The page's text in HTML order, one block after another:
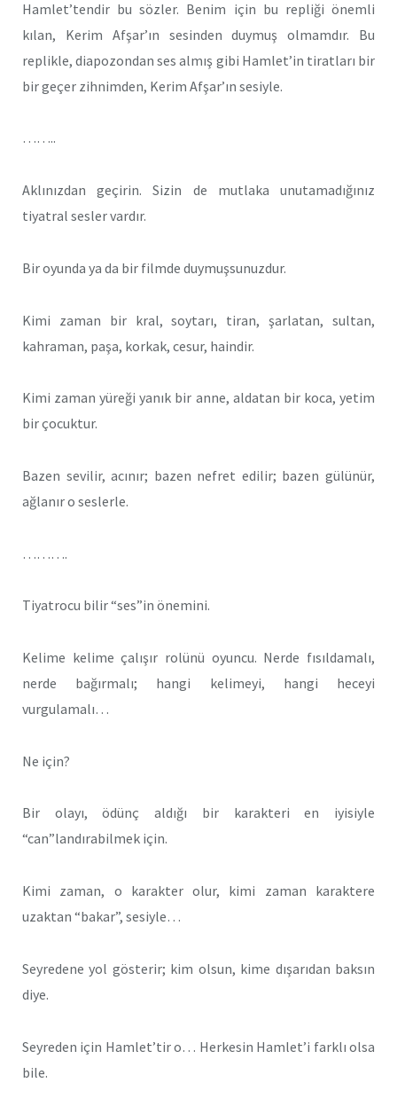
Hamlet’tendir bu sözler. Benim için bu repliği önemli
kılan, Kerim Afşar’ın sesinden duymuş olmamdır. Bu
replikle, diapozondan ses almış gibi Hamlet’in tiratları bir
bir geçer zihnimden, Kerim Afşar’ın sesiyle.
……..
Aklınızdan geçirin. Sizin de mutlaka unutamadığınız
tiyatral sesler vardır.
Bir oyunda ya da bir filmde duymuşsunuzdur.
Kimi zaman bir kral, soytarı, tiran, şarlatan, sultan,
kahraman, paşa, korkak, cesur, haindir.
Kimi zaman yüreği yanık bir anne, aldatan bir koca, yetim
bir çocuktur.
Bazen sevilir, acınır; bazen nefret edilir; bazen gülünür,
ağlanır o seslerle.
……….
Tiyatrocu bilir “ses”in önemini.
Kelime kelime çalışır rolünü oyuncu. Nerde fısıldamalı,
nerde bağırmalı; hangi kelimeyi, hangi heceyi
vurgulamalı…
Ne için?
Bir olayı, ödünç aldığı bir karakteri en iyisiyle
“can”landırabilmek için.
Kimi zaman, o karakter olur, kimi zaman karaktere
uzaktan “bakar”, sesiyle…
Seyredene yol gösterir; kim olsun, kime dışarıdan baksın
diye.
Seyreden için Hamlet’tir o… Herkesin Hamlet’i farklı olsa
bile.